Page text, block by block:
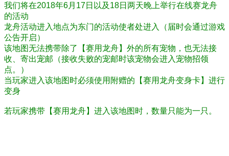
我们将在2018年6月17日以及 18日两天晚上举行在线赛龙舟
的活动
龙舟活动进入地点为东门的活动使者处进入（届时会通过游戏
公告开启）
该地图无法携带除了【赛用龙舟】外的所有宠物，也无法接
收、寄出宠邮（接收失败的宠邮时该宠物会进入宠物招领
点。）
当玩家进入该地图时必须使用附赠的【赛用龙舟变身卡】进行
变身
若玩家携带【赛用龙舟】进入该地图时，数量只能为一只。